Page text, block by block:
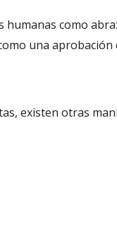
humanas como
una aprobación
existen otras